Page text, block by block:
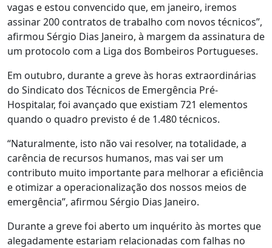
vagas e estou convencido que, em janeiro, iremos
assinar 200 contratos de trabalho com novos técnicos”,
afirmou Sérgio Dias Janeiro, à margem da assinatura de
um protocolo com a Liga dos Bombeiros Portugueses.
Em outubro, durante a greve às horas extraordinárias
do Sindicato dos Técnicos de Emergência Pré-
Hospitalar, foi avançado que existiam 721 elementos
quando o quadro previsto é de 1.480 técnicos.
“Naturalmente, isto não vai resolver, na totalidade, a
carência de recursos humanos, mas vai ser um
contributo muito importante para melhorar a eficiência
e otimizar a operacionalização dos nossos meios de
emergência”, afirmou Sérgio Dias Janeiro.
Durante a greve foi aberto um inquérito às mortes que
alegadamente estariam relacionadas com falhas no